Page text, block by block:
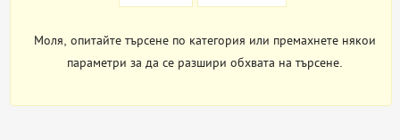
Моля, опитайте търсене по категория или премахнете някои
параметри за да се разшири обхвата на търсене.